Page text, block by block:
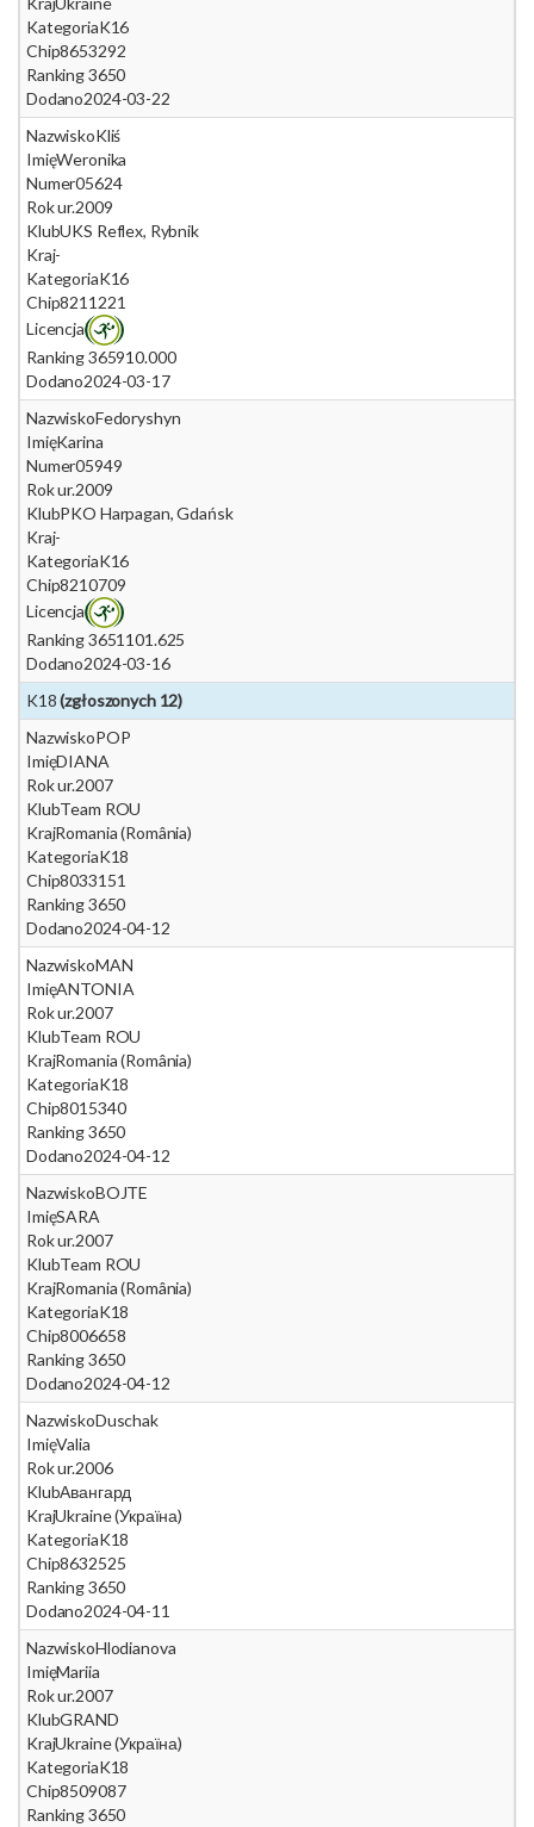
KategoriaK16
Chip8653292
Ranking 3650
Dodano2024-03-22
NazwiskoKliś
ImięWeronika
Numer05624
Rok ur.2009
KlubUKS Reflex, Rybnik
Kraj-
KategoriaK16
Chip8211221
Licencja
Ranking 365910.000
Dodano2024-03-17
NazwiskoFedoryshyn
ImięKarina
Numer05949
Rok ur.2009
KlubPKO Harpagan, Gdańsk
Kraj-
KategoriaK16
Chip8210709
Licencja
Ranking 3651101.625
Dodano2024-03-16
K18(zgłoszonych 12)
NazwiskoPOP
ImięDIANA
Rok ur.2007
KlubTeam ROU
KrajRomania (România)
KategoriaK18
Chip8033151
Ranking 3650
Dodano2024-04-12
NazwiskoMAN
ImięANTONIA
Rok ur.2007
KlubTeam ROU
KrajRomania (România)
KategoriaK18
Chip8015340
Ranking 3650
Dodano2024-04-12
NazwiskoBOJTE
ImięSARA
Rok ur.2007
KlubTeam ROU
KrajRomania (România)
KategoriaK18
Chip8006658
Ranking 3650
Dodano2024-04-12
NazwiskoDuschak
ImięValia
Rok ur.2006
KlubАвангард
KrajUkraine (Україна)
KategoriaK18
Chip8632525
Ranking 3650
Dodano2024-04-11
NazwiskoHlodianova
ImięMariia
Rok ur.2007
KlubGRAND
KrajUkraine (Україна)
KategoriaK18
Chip8509087
Ranking 3650